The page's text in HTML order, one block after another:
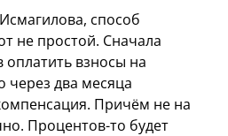
способ
не простой. Сначала
взносы на
через два месяца
Причём не на
Процентов-то будет